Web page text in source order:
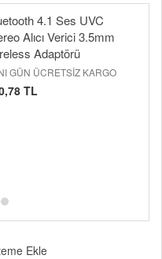
4.1 Ses UVC
Alıcı Verici 3.5mm
Adaptörü
GÜN ÜCRETSİZ KARGO
TL
Ekle